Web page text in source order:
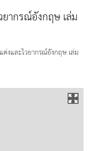
ากรณ์อังกฤษ เล่ม
งและไวยากรณ์อังกฤษ เล่ม